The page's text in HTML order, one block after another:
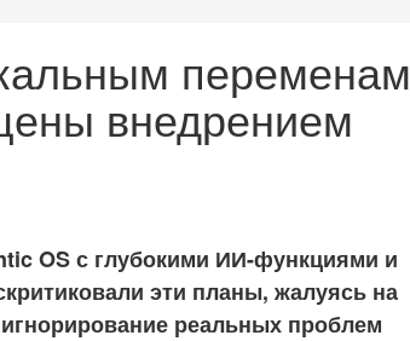
переменам
внедрением
OS с глубокими ИИ-функциями и
эти планы, жалуясь на
реальных проблем